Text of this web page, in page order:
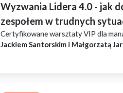
Wyzwania Lidera 4.0 - jak
zespołem w trudnych
Certyfikowane warsztaty VIP dla
Jackiem Santorskim i Małgorzatą